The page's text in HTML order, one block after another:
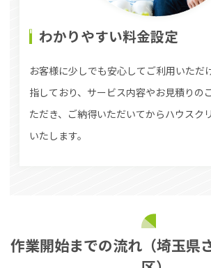
わかりやすい料金設定
お客様に少しでも安心してご利用いただ
指しており、サービス内容やお見積りの
ただき、ご納得いただいてからハウスク
いたします。
作業開始までの流れ（埼玉県